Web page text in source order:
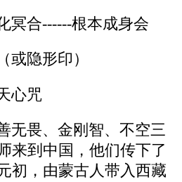
冥合------根本成身会
或隐形印）
心咒
无畏、金刚智、不空三
来到中国，他们传下了
初，由蒙古人带入西藏